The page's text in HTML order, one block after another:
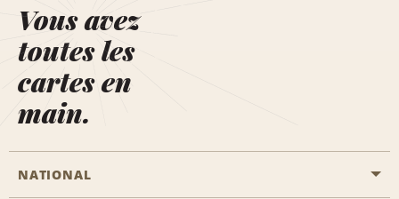
Vous avez
toutes les
cartes en
main.
NATIONAL